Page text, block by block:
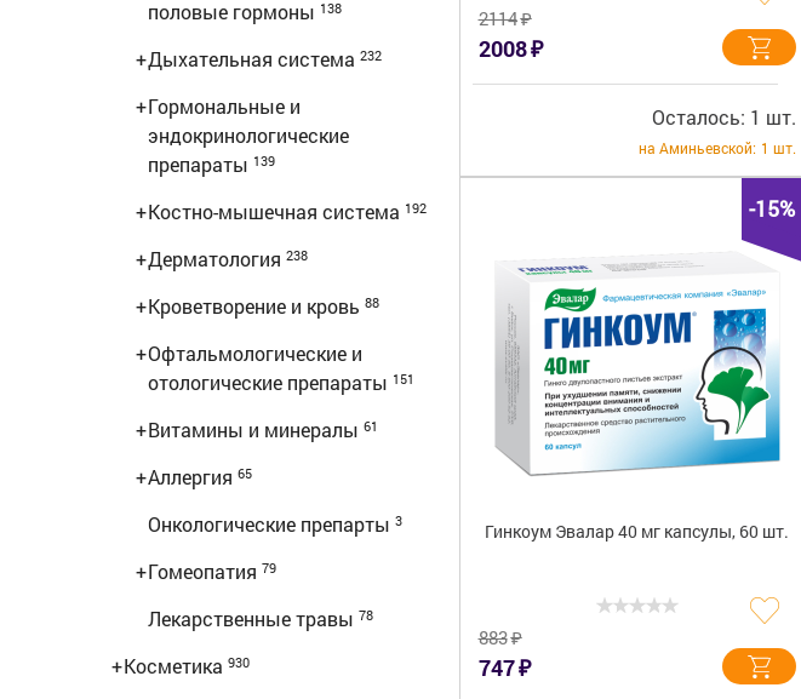
половые гормоны 138
+Дыхательная система 232
+Гормональные и
эндокринологические
препараты 139
+Костно-мышечная система 192
+Дерматология 238
+Кроветворение и кровь 88
+Офтальмологические и
отологические препараты 151
+Витамины и минералы 61
+Аллергия 65
Онкологические препарты 3
+Гомеопатия 79
Лекарственные травы 78
+Косметика 930
2114₽
2008₽
Осталось: 1 шт.
на Аминьевской: 1 шт.
-15%
Гинкоум Эвалар 40 мг капсулы, 60 шт.
883₽
747₽